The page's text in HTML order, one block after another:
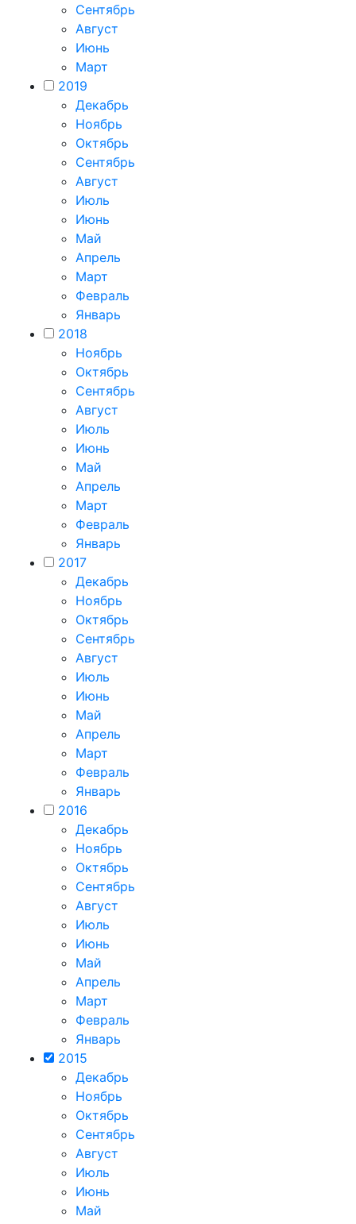
Сентябрь
Август
Июнь
Март
2019
Декабрь
Ноябрь
Октябрь
Сентябрь
Август
Июль
Июнь
Май
Апрель
Март
Февраль
Январь
2018
Ноябрь
Октябрь
Сентябрь
Август
Июль
Июнь
Май
Апрель
Март
Февраль
Январь
2017
Декабрь
Ноябрь
Октябрь
Сентябрь
Август
Июль
Июнь
Май
Апрель
Март
Февраль
Январь
2016
Декабрь
Ноябрь
Октябрь
Сентябрь
Август
Июль
Июнь
Май
Апрель
Март
Февраль
Январь
2015
Декабрь
Ноябрь
Октябрь
Сентябрь
Август
Июль
Июнь
Май